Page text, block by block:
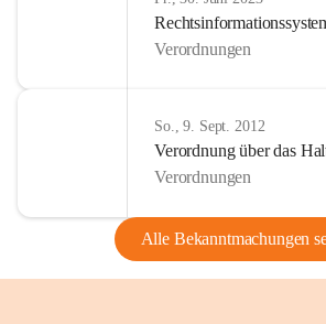
Verordnungen
So., 9. Sept. 2012
Verordnung über das
Verordnungen
Alle Bekanntmachungen